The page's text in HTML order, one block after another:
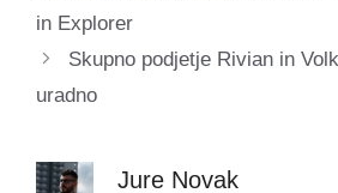
in Explorer
Skupno podjetje Rivian in
uradno
Jure Novak